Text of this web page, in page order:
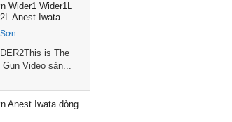
Wider1 Wider1L
Anest Iwata
is The
Gun Video sản...
Anest Iwata dòng